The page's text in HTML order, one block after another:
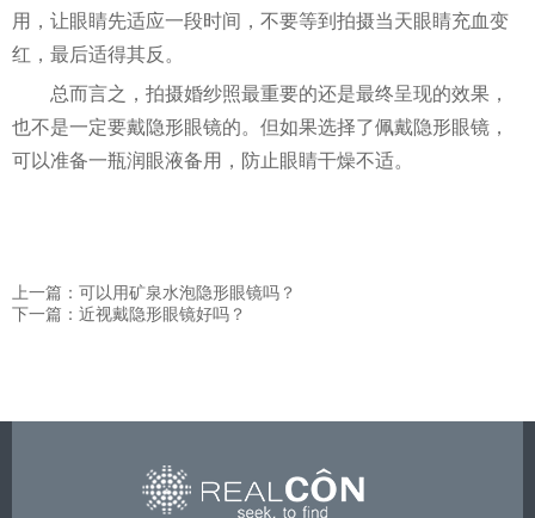
用，让眼睛先适应一段时间，不要等到拍摄当天眼睛充血变
红，最后适得其反。
总而言之，拍摄婚纱照最重要的还是最终呈现的效果，
也不是一定要戴隐形眼镜的。但如果选择了佩戴隐形眼镜，
可以准备一瓶润眼液备用，防止眼睛干燥不适。
上一篇：可以用矿泉水泡隐形眼镜吗？
下一篇：近视戴隐形眼镜好吗？